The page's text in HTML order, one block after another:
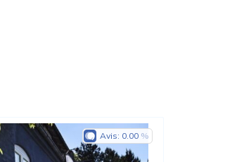
Avis: 0.00